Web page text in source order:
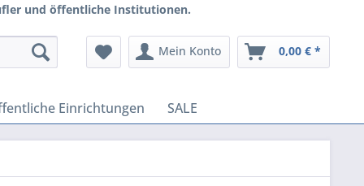
und öffentliche Institutionen.
Mein Konto 0,00 € *
Einrichtungen SALE